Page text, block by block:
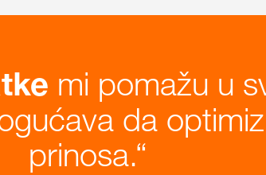
mi pomažu u
da
prinosa.